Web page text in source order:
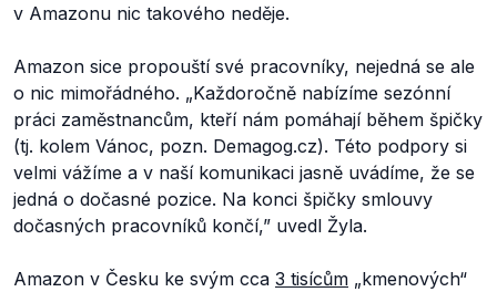
v Amazonu nic takového neděje.
Amazon sice propouští své pracovníky, nejedná se ale
o nic mimořádného. „Každoročně nabízíme sezónní
práci zaměstnancům, kteří nám pomáhají během špičky
(tj. kolem Vánoc, pozn. Demagog.cz). Této podpory si
velmi vážíme a v naší komunikaci jasně uvádíme, že se
jedná o dočasné pozice. Na konci špičky smlouvy
dočasných pracovníků končí,” uvedl Žyla.
Amazon v Česku ke svým cca 3 tisícům „kmenových“